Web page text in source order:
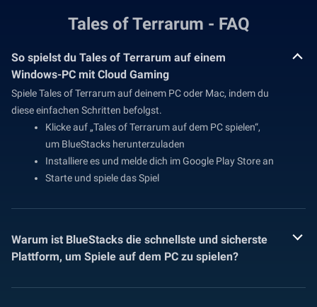
Tales of Terrarum - FAQ
So spielst du Tales of Terrarum auf einem
Windows-PC mit Cloud Gaming
Spiele Tales of Terrarum auf deinem PC oder Mac, indem du
diese einfachen Schritten befolgst.
Klicke auf „Tales of Terrarum auf dem PC spielen“,
um BlueStacks herunterzuladen
Installiere es und melde dich im Google Play Store an
Starte und spiele das Spiel
Warum ist BlueStacks die schnellste und sicherste
Plattform, um Spiele auf dem PC zu spielen?